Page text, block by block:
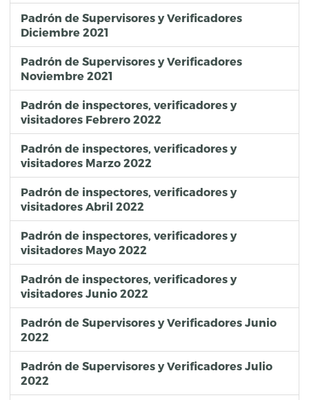
Padrón de Supervisores y Verificadores
Diciembre 2021
Padrón de Supervisores y Verificadores
Noviembre 2021
Padrón de inspectores, verificadores y
visitadores Febrero 2022
Padrón de inspectores, verificadores y
visitadores Marzo 2022
Padrón de inspectores, verificadores y
visitadores Abril 2022
Padrón de inspectores, verificadores y
visitadores Mayo 2022
Padrón de inspectores, verificadores y
visitadores Junio 2022
Padrón de Supervisores y Verificadores Junio
2022
Padrón de Supervisores y Verificadores Julio
2022